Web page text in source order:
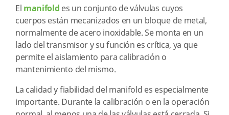
El manifold es un conjunto de válvulas cuyos
cuerpos están mecanizados en un bloque de metal,
normalmente de acero inoxidable. Se monta en un
lado del transmisor y su función es crítica, ya que
permite el aislamiento para calibración o
mantenimiento del mismo.
La calidad y fiabilidad del manifold es especialmente
importante. Durante la calibración o en la operación